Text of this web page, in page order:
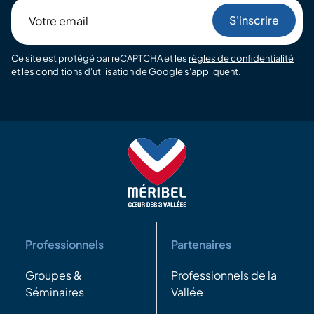
email
Ce site est protégé par reCAPTCHA et les règles de confidentialité
et lesconditions d'utilisationde Google s'appliquent.
Professionnels
Groupes &
Séminaires
Partenaires
Professionnels de la
Vallée